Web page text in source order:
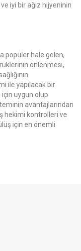
iyi bir ağız hijyeninin
popüler hale gelen,
önlenmesi,
ile yapılacak bir
uygun olup
avantajlarından
hekimi kontrolleri ve
için en önemli